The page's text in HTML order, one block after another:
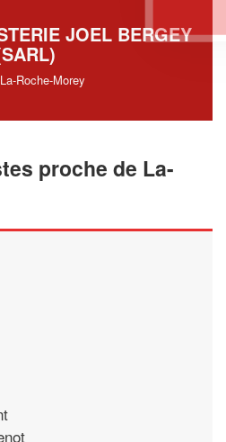
JOEL BERGEY
Roche-Morey
proche de La-